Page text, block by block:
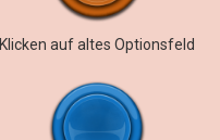
Klicken auf altes Optionsfeld